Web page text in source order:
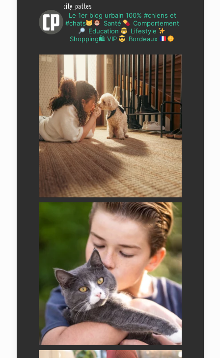
city_pattes
Le 1er blog urbain 100% #chiens et
#chats
Santé
Comportement
Education
Lifestyle
Shopping🛍 VIP
Bordeaux